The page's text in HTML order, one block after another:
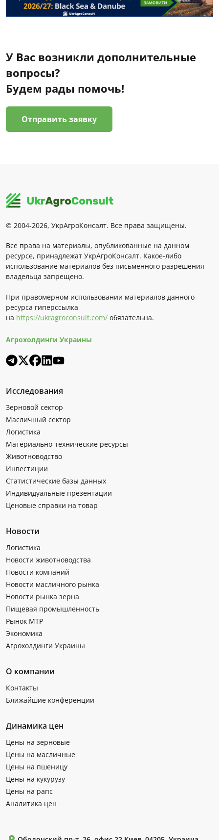
У Вас возникли дополнительные
вопросы?
Будем рады помочь!
Отправить заявку
© 2004-2026, УкрАгроКонсалт. Все права защищены.
Все права на материалы, опубликованные на данном
ресурсе, принадлежат УкрАгроКонсалт. Какое-либо
использование материалов без письменного разрешения
владельца запрещено.
При правомерном использовании материалов данного
ресурса гиперссылка
на https://ukragroconsult.com/ обязательна.
Агрохолдинги Украины
Исследования
Зерновой сектор
Масличный сектор
Логистика
Материально-технические ресурсы
Животноводство
Инвестиции
Статистические базы данных
Индивидуальные презентации
Ценовые справки на товар
Новости
Логистика
Новости животноводства
Новости компаний
Новости масличного рынка
Новости рынка зерна
Пищевая промышленность
Рынок МТР
Экономика
Агрохолдинги Украины
О компании
Контакты
Ближайшие конференции
Динамика цен
Цены на зерновые
Цены на масличные
Цены на пшеницу
Цены на кукурузу
Цены на рапс
Аналитика цен